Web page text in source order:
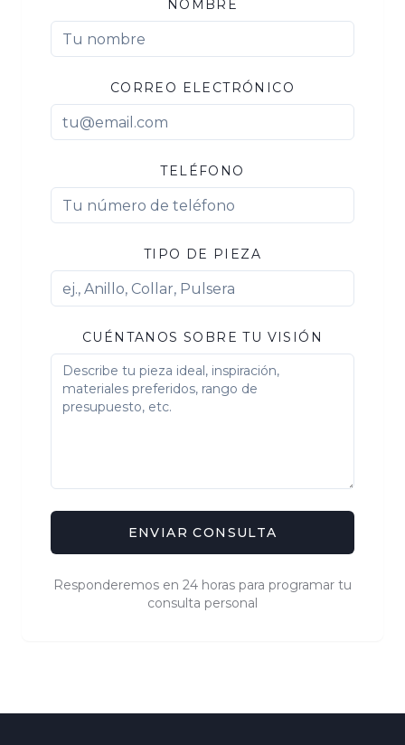
NOMBRE
CORREO ELECTRÓNICO
TELÉFONO
TIPO DE PIEZA
CUÉNTANOS SOBRE TU VISIÓN
ENVIAR CONSULTA
Responderemos en 24 horas para programar tu
consulta personal